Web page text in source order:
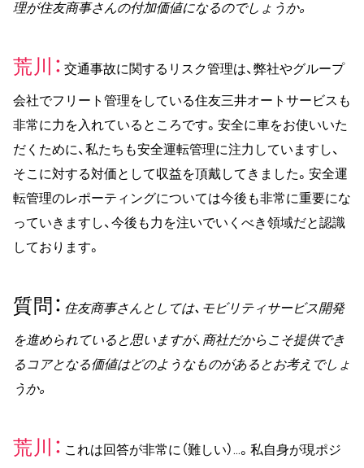
理が住友商事さんの付加価値になるのでしょうか。
荒川 交通事故に関するリスク管理は、弊社やグループ
会社でフリート管理をしている住友三井オートサービスも
非常に力を入れているところです。安全に車をお使いいた
だくために、私たちも安全運転管理に注力していますし、
そこに対する対価として収益を頂戴してきました。安全運
転管理のレポーティングについては今後も非常に重要にな
っていきますし、今後も力を注いでいくべき領域だと認識
しております。
質問 住友商事さんとしては、モビリティサービス開発
を進められていると思いますが、商社だからこそ提供でき
るコアとなる価値はどのようなものがあるとお考えでしょ
うか。
荒川 これは回答が非常に（難しい）…。私自身が現ポジ